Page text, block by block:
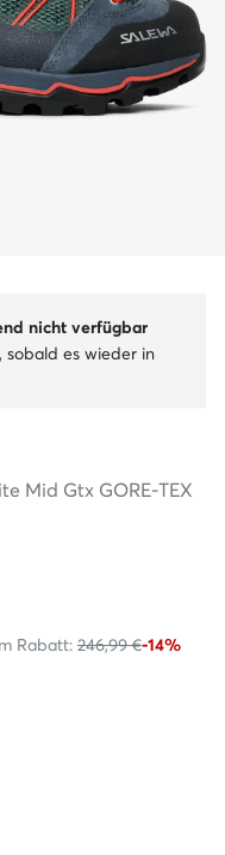
nicht verfügbar
sobald es wieder in
Mid Gtx GORE-TEX
Rabatt: 246,99 €-14%